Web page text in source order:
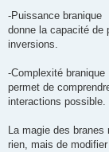
-Puissance branique
donne la capacité de
inversions.
-Complexité branique
permet de
interactions possible.
La magie des
rien, mais de